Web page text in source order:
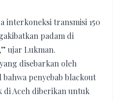
interkoneksi transmisi 150
padam di
ujar Lukman.
disebarkan oleh
bahwa penyebab blackout
Aceh diberikan untuk